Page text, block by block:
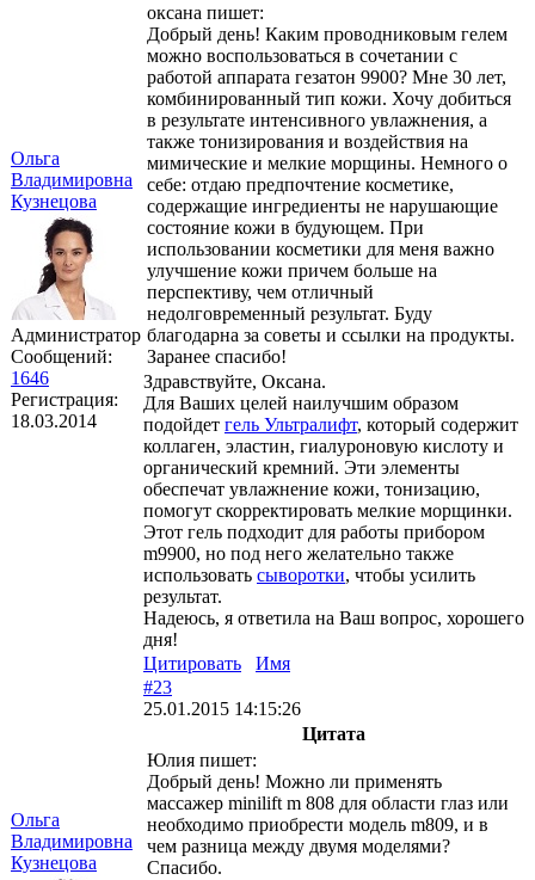
Ольга
Владимировна
Кузнецова
Администратор
Сообщений:
1646
Регистрация:
18.03.2014
оксана пишет:
Добрый день! Каким проводниковым гелем
можно воспользоваться в сочетании с
работой аппарата гезатон 9900? Мне 30 лет,
комбинированный тип кожи. Хочу добиться
в результате интенсивного увлажнения, а
также тонизирования и воздействия на
мимические и мелкие морщины. Немного о
себе: отдаю предпочтение косметике,
содержащие ингредиенты не нарушающие
состояние кожи в будующем. При
использовании косметики для меня важно
улучшение кожи причем больше на
перспективу, чем отличный
недолговременный результат. Буду
благодарна за советы и ссылки на продукты.
Заранее спасибо!
Здравствуйте, Оксана.
Для Ваших целей наилучшим образом
подойдет гель Ультралифт, который содержит
коллаген, эластин, гиалуроновую кислоту и
органический кремний. Эти элементы
обеспечат увлажнение кожи, тонизацию,
помогут скорректировать мелкие морщинки.
Этот гель подходит для работы прибором
m9900, но под него желательно также
использовать сыворотки, чтобы усилить
результат.
Надеюсь, я ответила на Ваш вопрос, хорошего
дня!
Цитировать
Имя
Ольга
Владимировна
Кузнецова
#23
25.01.2015 14:15:26
Цитата
Юлия пишет:
Добрый день! Можно ли применять
массажер minilift m 808 для области глаз или
необходимо приобрести модель m809, и в
чем разница между двумя моделями?
Спасибо.